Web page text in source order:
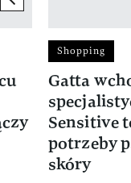
Shopping
Gatta
Sensitive
potrzeby
skóry